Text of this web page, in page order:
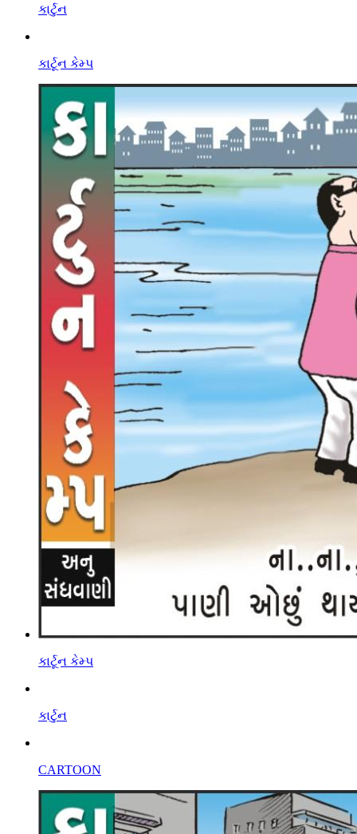
કાર્ટુન
કાર્ટૂન કેમ્પ
કાર્ટૂન કેમ્પ
કાર્ટુન
CARTOON